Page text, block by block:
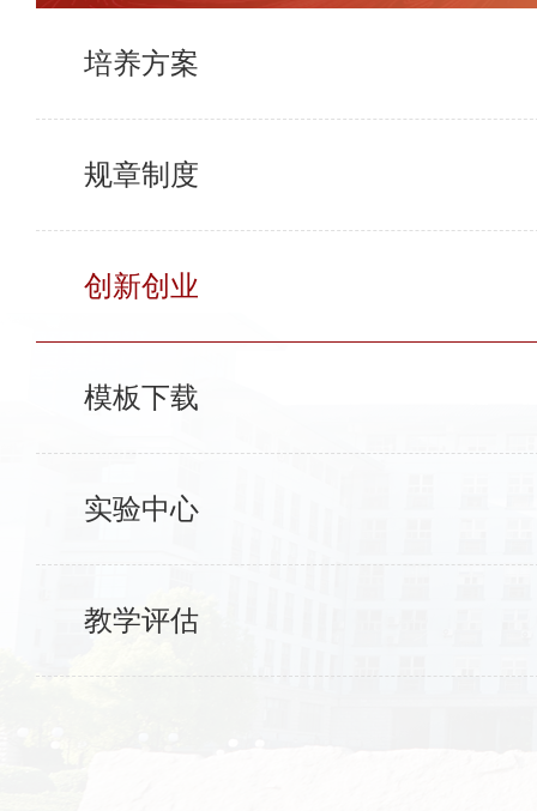
培养方案
规章制度
创新创业
模板下载
实验中心
教学评估